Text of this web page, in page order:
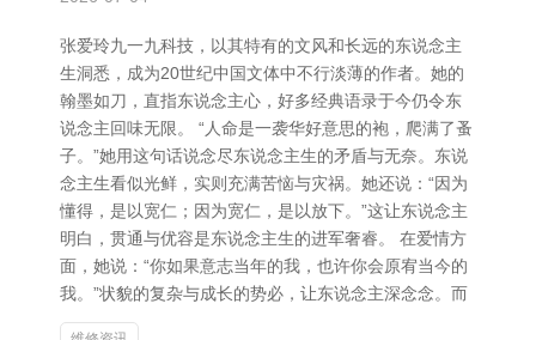
张爱玲九一九科技，以其特有的文风和长远的东说念主
生洞悉，成为20世纪中国文体中不行淡薄的作者。她的
翰墨如刀，直指东说念主心，好多经典语录于今仍令东
说念主回味无限。 “人命是一袭华好意思的袍，爬满了蚤
子。”她用这句话说念尽东说念主生的矛盾与无奈。东说
念主生看似光鲜，实则充满苦恼与灾祸。她还说：“因为
懂得，是以宽仁；因为宽仁，是以放下。”这让东说念主
明白，贯通与优容是东说念主生的进军奢睿。 在爱情方
面，她说：“你如果意志当年的我，也许你会原宥当今的
我。”状貌的复杂与成长的势必，让东说念主深念念。而